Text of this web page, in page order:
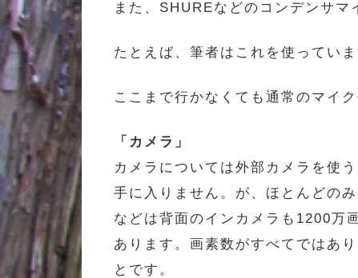
また、SHUREなどのコンデンサマ
たとえば、筆者はこれを使っていま
ここまで行かなくても通常のマイ
「カメラ」
カメラについては外部カメラを使
手に入りません。が、ほとんどの
などは背面のインカメラも1200万
あります。画素数がすべてではあ
とです。